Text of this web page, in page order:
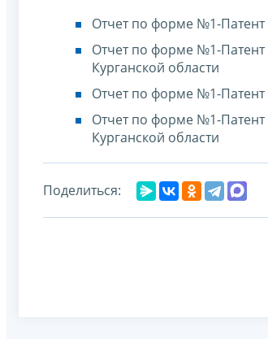
Отчет по форме №1-Патент
Отчет по форме №1-Патент
Курганской области
Отчет по форме №1-Патент
Отчет по форме №1-Патент
Курганской области
Поделиться: